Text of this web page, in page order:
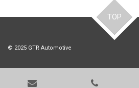
TOP
© 2025 GTR Automotive